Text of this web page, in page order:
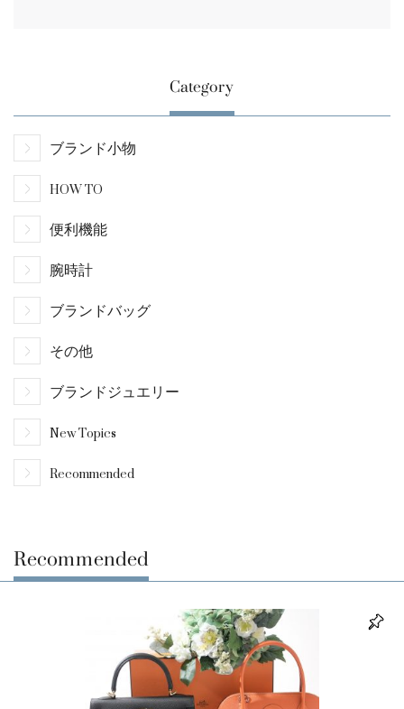
Category
ブランド小物
HOW TO
便利機能
腕時計
ブランドバッグ
その他
ブランドジュエリー
New Topics
Recommended
Recommended